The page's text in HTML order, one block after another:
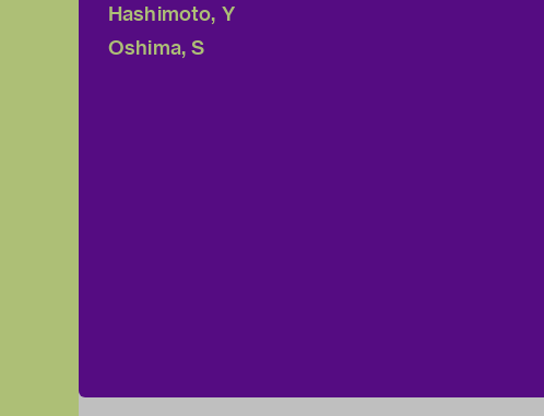
Hashimoto, Y
Oshima, S